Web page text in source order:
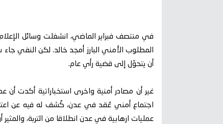
في منتصف فبراير الماضي، انشغلت وسائل الإعلام
المطلوب الأمني البارز أمجد خالد. لكن النفي
أن يتحوّل إلى قضية رأي عام.
غير أن مصادر أمنية واخرى استخباراتية أكدت
اجتماع أمني عُقد في عدن، كُشف له فيه عن
عمليات ارهابية في عدن انطلاقا من التربة،